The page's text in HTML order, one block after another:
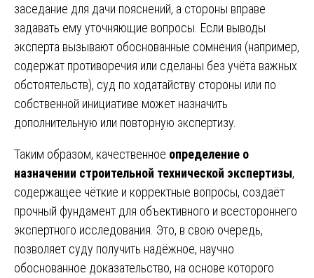
заседание для дачи пояснений, а стороны вправе
задавать ему уточняющие вопросы. Если выводы
эксперта вызывают обоснованные сомнения (например,
содержат противоречия или сделаны без учёта важных
обстоятельств), суд по ходатайству стороны или по
собственной инициативе может назначить
дополнительную или повторную экспертизу.
Таким образом, качественное определение о
назначении строительной технической экспертизы,
содержащее чёткие и корректные вопросы, создаёт
прочный фундамент для объективного и всестороннего
экспертного исследования. Это, в свою очередь,
позволяет суду получить надёжное, научно
обоснованное доказательство, на основе которого